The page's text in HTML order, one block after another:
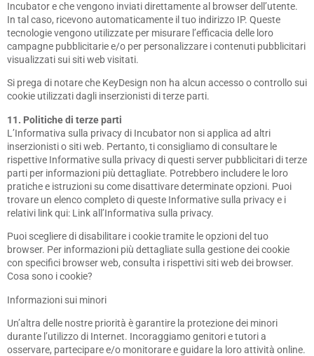
Incubator e che vengono inviati direttamente al browser dell’utente.
In tal caso, ricevono automaticamente il tuo indirizzo IP. Queste
tecnologie vengono utilizzate per misurare l’efficacia delle loro
campagne pubblicitarie e/o per personalizzare i contenuti pubblicitari
visualizzati sui siti web visitati.
Si prega di notare che KeyDesign non ha alcun accesso o controllo sui
cookie utilizzati dagli inserzionisti di terze parti.
11. Politiche di terze parti
L’Informativa sulla privacy di Incubator non si applica ad altri
inserzionisti o siti web. Pertanto, ti consigliamo di consultare le
rispettive Informative sulla privacy di questi server pubblicitari di terze
parti per informazioni più dettagliate. Potrebbero includere le loro
pratiche e istruzioni su come disattivare determinate opzioni. Puoi
trovare un elenco completo di queste Informative sulla privacy e i
relativi link qui: Link all’Informativa sulla privacy.
Puoi scegliere di disabilitare i cookie tramite le opzioni del tuo
browser. Per informazioni più dettagliate sulla gestione dei cookie
con specifici browser web, consulta i rispettivi siti web dei browser.
Cosa sono i cookie?
Informazioni sui minori
Un’altra delle nostre priorità è garantire la protezione dei minori
durante l’utilizzo di Internet. Incoraggiamo genitori e tutori a
osservare, partecipare e/o monitorare e guidare la loro attività online.